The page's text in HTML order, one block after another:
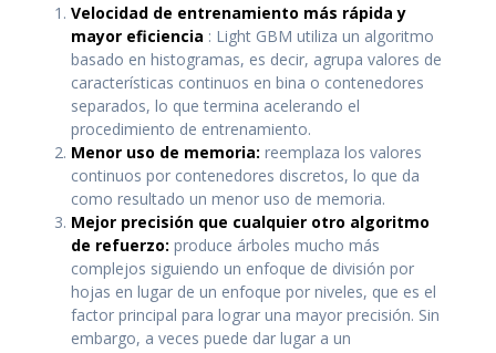
Velocidad de entrenamiento más rápida y
mayor eficiencia : Light GBM utiliza un algoritmo
basado en histogramas, es decir, agrupa valores de
características continuos en bina o contenedores
separados, lo que termina acelerando el
procedimiento de entrenamiento.
Menor uso de memoria: reemplaza los valores
continuos por contenedores discretos, lo que da
como resultado un menor uso de memoria.
Mejor precisión que cualquier otro algoritmo
de refuerzo: produce árboles mucho más
complejos siguiendo un enfoque de división por
hojas en lugar de un enfoque por niveles, que es el
factor principal para lograr una mayor precisión. Sin
embargo, a veces puede dar lugar a un